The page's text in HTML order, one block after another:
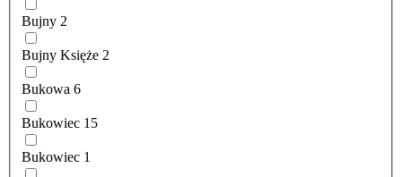
Bujny 2
Bujny Księże 2
Bukowa 6
Bukowiec 15
Bukowiec 1